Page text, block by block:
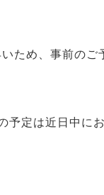
ため、事前のご
定は近日中に